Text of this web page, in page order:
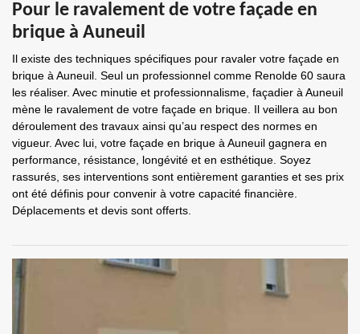
Pour le ravalement de votre façade en
brique à Auneuil
Il existe des techniques spécifiques pour ravaler votre façade en
brique à Auneuil. Seul un professionnel comme Renolde 60 saura
les réaliser. Avec minutie et professionnalisme, façadier à Auneuil
mène le ravalement de votre façade en brique. Il veillera au bon
déroulement des travaux ainsi qu’au respect des normes en
vigueur. Avec lui, votre façade en brique à Auneuil gagnera en
performance, résistance, longévité et en esthétique. Soyez
rassurés, ses interventions sont entièrement garanties et ses prix
ont été définis pour convenir à votre capacité financière.
Déplacements et devis sont offerts.